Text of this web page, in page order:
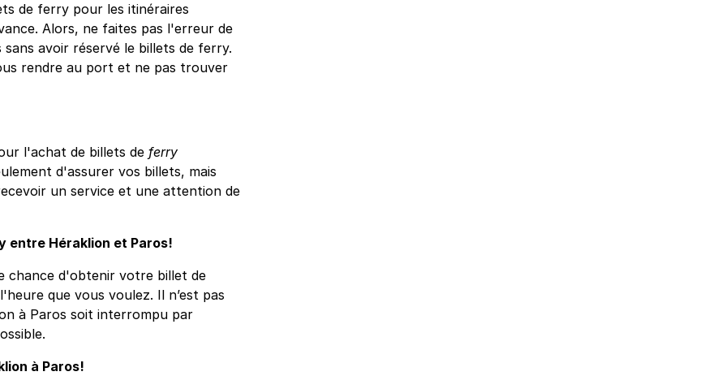
de ferry pour les itinéraires
Alors, ne faites pas l'erreur de
avoir réservé le billets de ferry.
rendre au port et ne pas trouver
l'achat de billets de ferry
d'assurer vos billets, mais
un service et une attention de
entre Héraklion et Paros!
chance d'obtenir votre billet de
que vous voulez. Il n’est pas
à Paros soit interrompu par
à Paros!